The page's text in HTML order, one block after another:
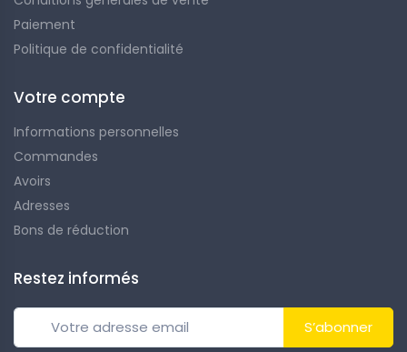
Paiement
Politique de confidentialité
Votre compte
Informations personnelles
Commandes
Avoirs
Adresses
Bons de réduction
Restez informés
S’abonner